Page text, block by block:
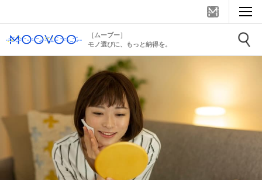
［ムーブー］
モノ選びに、もっと納得を。